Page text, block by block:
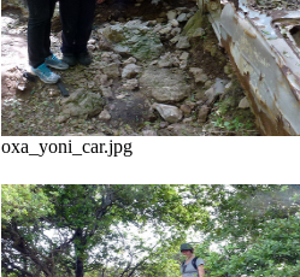
oxa_yoni_car.jpg